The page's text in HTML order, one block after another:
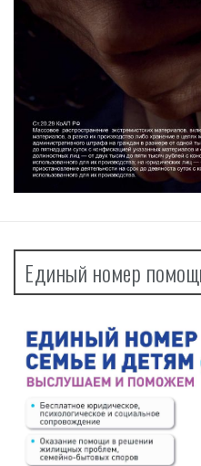
Единый номер